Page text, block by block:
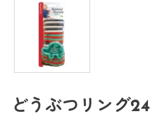
どうぶつリング